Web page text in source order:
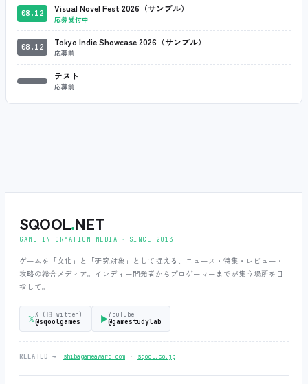
08.12 Visual Novel Fest 2026（サンプル）
応募受付中
08.12 Tokyo Indie Showcase 2026（サンプル）
応募前
テスト
応募前
SQOOL.NET
GAME INFORMATION MEDIA ‧ SINCE 2013
ゲームを「文化」と「研究対象」として捉える、ニュース・特集・レビュー・
攻略の総合メディア。インディー開発者からプロゲーマーまでが集う場所を目
指して。
𝕏X (旧Twitter)
@sqoolgames ▶YouTube
@gamestudylab
RELATED → shibagameaward.com ‧ sqool.co.jp